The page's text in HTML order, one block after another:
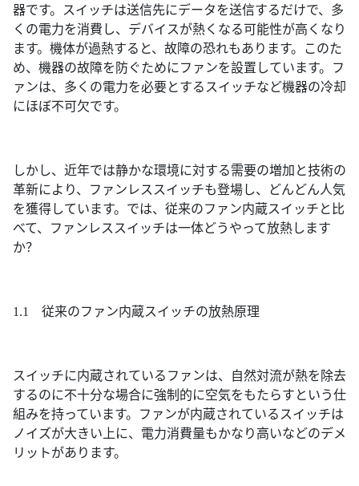
器です。スイッチは送信先にデータを送信するだけで、多
くの電力を消費し、デバイスが熱くなる可能性が高くなり
ます。機体が過熱すると、故障の恐れもあります。このた
め、機器の故障を防ぐためにファンを設置しています。フ
ァンは、多くの電力を必要とするスイッチなど機器の冷却
にほぼ不可欠です。
しかし、近年では静かな環境に対する需要の増加と技術の
革新により、ファンレススイッチも登場し、どんどん人気
を獲得しています。では、従来のファン内蔵スイッチと比
べて、ファンレススイッチは一体どうやって放熱します
か？
1.1 従来のファン内蔵スイッチの放熱原理
スイッチに内蔵されているファンは、自然対流が熱を除去
するのに不十分な場合に強制的に空気をもたらすという仕
組みを持っています。ファンが内蔵されているスイッチは
ノイズが大きい上に、電力消費量もかなり高いなどのデメ
リットがあります。